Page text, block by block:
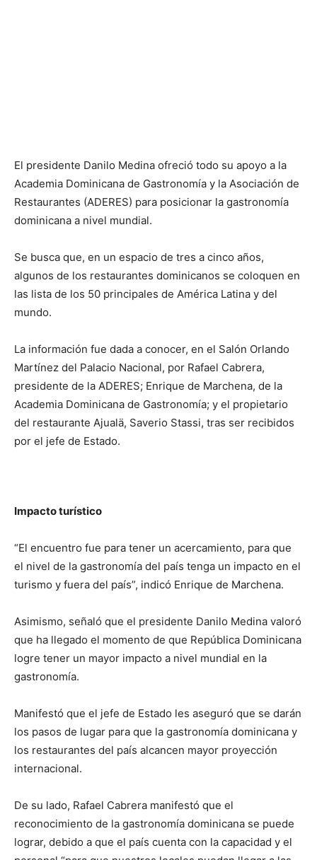
El presidente Danilo Medina ofreció todo su apoyo a la
Academia Dominicana de Gastronomía y la Asociación de
Restaurantes (ADERES) para posicionar la gastronomía
dominicana a nivel mundial.
Se busca que, en un espacio de tres a cinco años,
algunos de los restaurantes dominicanos se coloquen en
las lista de los 50 principales de América Latina y del
mundo.
La información fue dada a conocer, en el Salón Orlando
Martínez del Palacio Nacional, por Rafael Cabrera,
presidente de la ADERES; Enrique de Marchena, de la
Academia Dominicana de Gastronomía; y el propietario
del restaurante Ajualä, Saverio Stassi, tras ser recibidos
por el jefe de Estado.
Impacto turístico
“El encuentro fue para tener un acercamiento, para que
el nivel de la gastronomía del país tenga un impacto en el
turismo y fuera del país”, indicó Enrique de Marchena.
Asimismo, señaló que el presidente Danilo Medina valoró
que ha llegado el momento de que República Dominicana
logre tener un mayor impacto a nivel mundial en la
gastronomía.
Manifestó que el jefe de Estado les aseguró que se darán
los pasos de lugar para que la gastronomía dominicana y
los restaurantes del país alcancen mayor proyección
internacional.
De su lado, Rafael Cabrera manifestó que el
reconocimiento de la gastronomía dominicana se puede
lograr, debido a que el país cuenta con la capacidad y el